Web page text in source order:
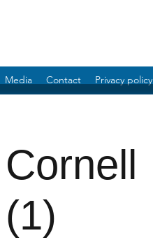
Media Contact Privacy policy